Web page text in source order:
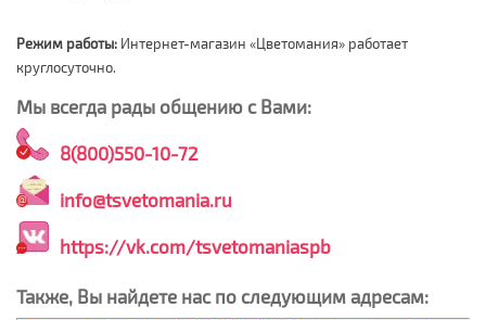
Режим работы: Интернет-магазин «Цветомания» работает
круглосуточно.
Мы всегда рады общению с Вами:
8(800)550-10-72
info@tsvetomania.ru
https://vk.com/tsvetomaniaspb
Также, Вы найдете нас по следующим адресам: